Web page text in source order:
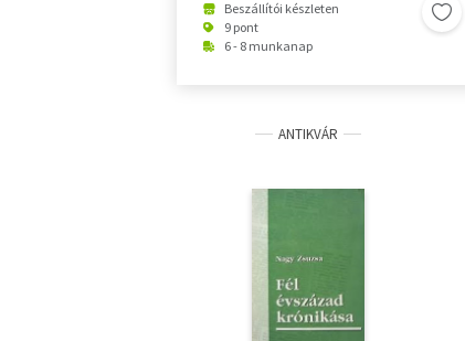
Beszállítói készleten
9 pont
6 - 8 munkanap
ANTIKVÁR